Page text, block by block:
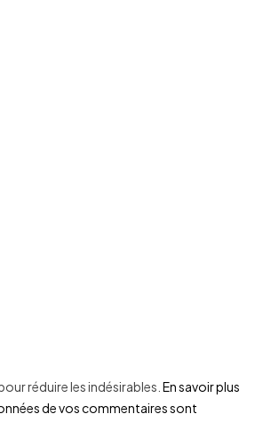
réduire les indésirables. En savoir plus
de vos commentaires sont